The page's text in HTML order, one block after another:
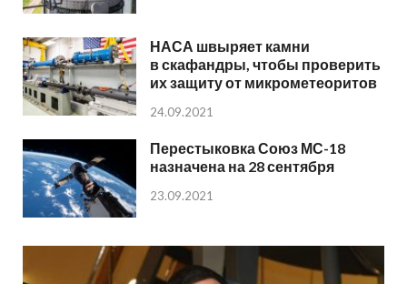
НАСА швыряет камни
в скафандры, чтобы проверить
их защиту от микрометеоритов
24.09.2021
Перестыковка Союз МС-18
назначена на 28 сентября
23.09.2021